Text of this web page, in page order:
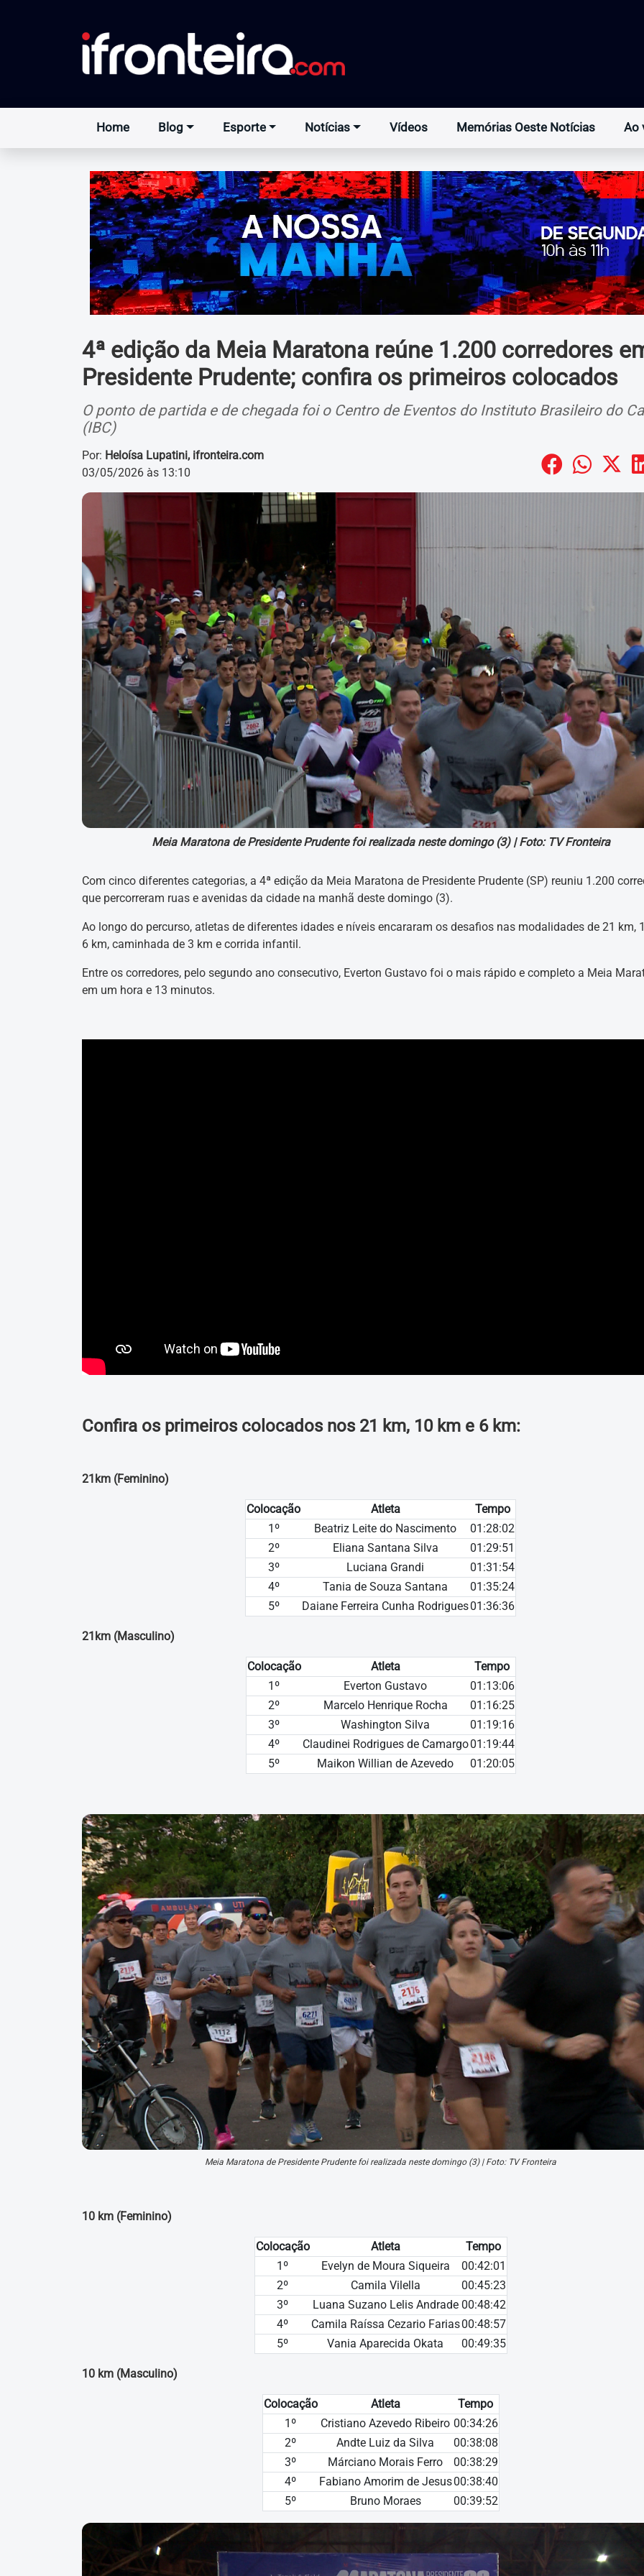
Home Blog Esporte Notícias Vídeos Memórias Oeste Notícias Ao
4ª edição da Meia Maratona reúne 1.200 corredores
Presidente Prudente; confira os primeiros colocados
O ponto de partida e de chegada foi o Centro de Eventos do Instituto Brasileiro do
(IBC)
Por: Heloísa Lupatini, ifronteira.com
03/05/2026 às 13:10
Meia Maratona de Presidente Prudente foi realizada neste domingo (3) | Foto: TV Fronteira
Com cinco diferentes categorias, a 4ª edição da Meia Maratona de Presidente Prudente (SP) reuniu 1.200
que percorreram ruas e avenidas da cidade na manhã deste domingo (3).
Ao longo do percurso, atletas de diferentes idades e níveis encararam os desafios nas modalidades de 21 km,
6 km, caminhada de 3 km e corrida infantil.
Entre os corredores, pelo segundo ano consecutivo, Everton Gustavo foi o mais rápido e completo a Meia
em um hora e 13 minutos.
Confira os primeiros colocados nos 21 km, 10 km e 6 km:
21km (Feminino)
Colocação Atleta
Tempo
1º
Beatriz Leite do Nascimento
01:28:02
2º
Eliana Santana Silva
01:29:51
3º
Luciana Grandi
01:31:54
4º
Tania de Souza Santana
01:35:24
5º
Daiane Ferreira Cunha Rodrigues01:36:36
21km (Masculino)
Colocação Atleta
Tempo
1º
Everton Gustavo
01:13:06
2º
Marcelo Henrique Rocha
01:16:25
3º
Washington Silva
01:19:16
4º
Claudinei Rodrigues de Camargo01:19:44
5º
Maikon Willian de Azevedo 01:20:05
Meia Maratona de Presidente Prudente foi realizada neste domingo (3) | Foto: TV Fronteira
10 km (Feminino)
Colocação Atleta
Tempo
1º
Evelyn de Moura Siqueira
00:42:01
2º
Camila Vilella
00:45:23
3º
Luana Suzano Lelis Andrade 00:48:42
4º
Camila Raíssa Cezario Farias00:48:57
5º
Vania Aparecida Okata 00:49:35
10 km (Masculino)
Colocação Atleta
Tempo
1º
Cristiano Azevedo Ribeiro 00:34:26
2º
Andte Luiz da Silva
00:38:08
3º
Márciano Morais Ferro
00:38:29
4º
Fabiano Amorim de Jesus00:38:40
5º
Bruno Moraes 00:39:52